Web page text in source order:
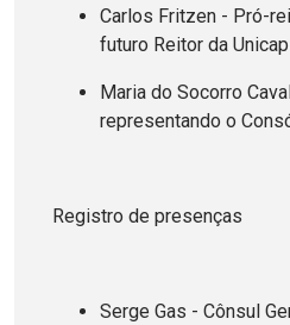
Carlos Fritzen - Pró-
futuro Reitor da Unicap
Maria do Socorro
representando o
Registro de presenças
Serge Gas - Cônsul